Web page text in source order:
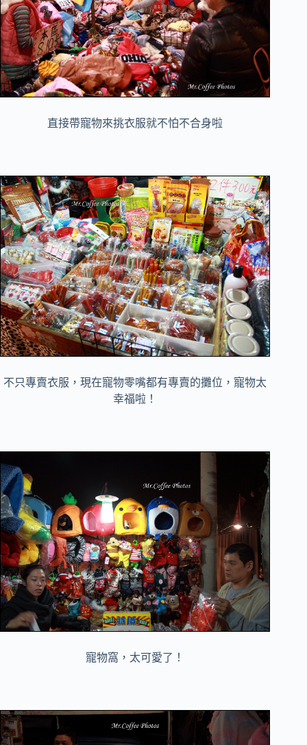
直接帶寵物來挑衣服就不怕不合身啦
不只專賣衣服，現在寵物零嘴都有專賣的攤位，寵物太
幸福啦！
寵物窩，太可愛了！